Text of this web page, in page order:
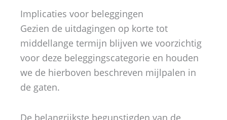
Implicaties voor beleggingen
Gezien de uitdagingen op korte tot
middellange termijn blijven we voorzichtig
voor deze beleggingscategorie en houden
we de hierboven beschreven mijlpalen in
de gaten.
De belangrijkste begunstigden van de